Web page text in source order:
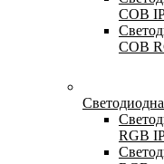
COB
COB
RGB